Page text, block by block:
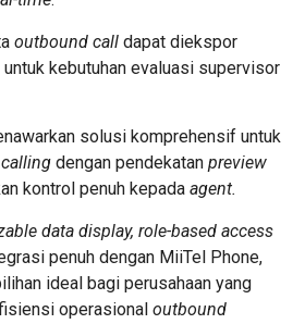
outbound call dapat diekspor
kebutuhan evaluasi supervisor
solusi komprehensif untuk
dengan pendekatan preview
kontrol penuh kepada agent.
data display, role-based access
penuh dengan MiiTel Phone,
ideal bagi perusahaan yang
operasional outbound